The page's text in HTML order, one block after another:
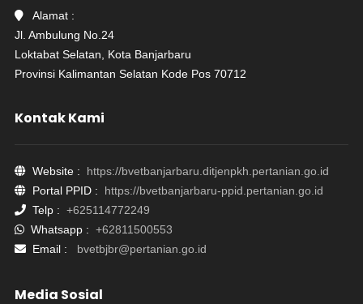
Alamat :
Jl. Ambulung No.24
Loktabat Selatan, Kota Banjarbaru
Provinsi Kalimantan Selatan Kode Pos 70712
Kontak Kami
Website : https://bvetbanjarbaru.ditjenpkh.pertanian.go.id
Portal PPID : https://bvetbanjarbaru-ppid.pertanian.go.id
Telp : +625114772249
Whatsapp : +62811500553
Email :
bvetbjbr@pertanian.go.id
Media Sosial